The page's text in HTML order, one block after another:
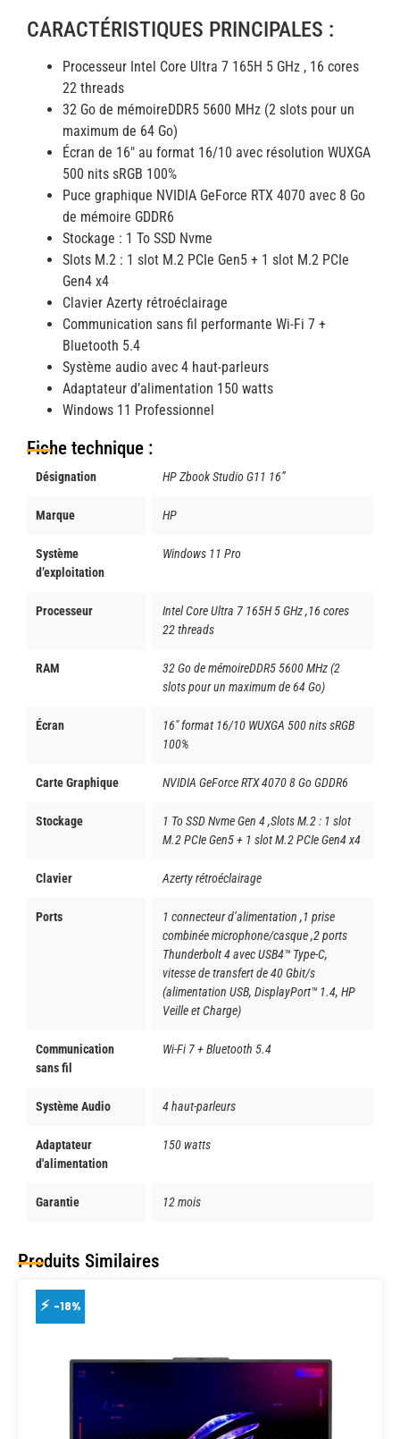
CARACTÉRISTIQUES PRINCIPALES :
Processeur Intel Core Ultra 7 165H 5 GHz , 16 cores
22 threads
32 Go de mémoireDDR5 5600 MHz (2 slots pour un
maximum de 64 Go)
Écran de 16″ au format 16/10 avec résolution WUXGA
500 nits sRGB 100%
Puce graphique NVIDIA GeForce RTX 4070 avec 8 Go
de mémoire GDDR6
Stockage : 1 To SSD Nvme
Slots M.2 : 1 slot M.2 PCIe Gen5 + 1 slot M.2 PCIe
Gen4 x4
Clavier Azerty rétroéclairage
Communication sans fil performante Wi-Fi 7 +
Bluetooth 5.4
Système audio avec 4 haut-parleurs
Adaptateur d’alimentation 150 watts
Windows 11 Professionnel
Fiche technique :
Désignation HP Zbook Studio G11 16”
Marque HP
Système
d’exploitation
Windows 11 Pro
Processeur
Intel Core Ultra 7 165H 5 GHz ,16 cores
22 threads
RAM
32 Go de mémoireDDR5 5600 MHz (2
slots pour un maximum de 64 Go)
Écran
16" format 16/10 WUXGA 500 nits sRGB
100%
Carte Graphique NVIDIA GeForce RTX 4070 8 Go GDDR6
Stockage
1 To SSD Nvme Gen 4 ,Slots M.2 : 1 slot
M.2 PCIe Gen5 + 1 slot M.2 PCIe Gen4 x4
Clavier Azerty rétroéclairage
Ports
1 connecteur d’alimentation ,1 prise
combinée microphone/casque ,2 ports
Thunderbolt 4 avec USB4™ Type-C,
vitesse de transfert de 40 Gbit/s
(alimentation USB, DisplayPort™ 1.4, HP
Veille et Charge)
Communication
sans fil
Wi-Fi 7 + Bluetooth 5.4
Système Audio 4 haut-parleurs
Adaptateur
d'alimentation
150 watts
Garantie 12 mois
Produits Similaires
-18%